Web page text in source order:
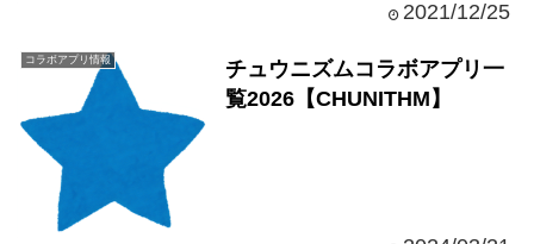
2021/12/25
コラボアプリ情報
チュウニズムコラボアプリ一
覧2026【CHUNITHM】